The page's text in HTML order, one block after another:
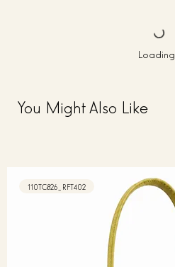
Loading…
You Might Also Like
110TC826_RFT402